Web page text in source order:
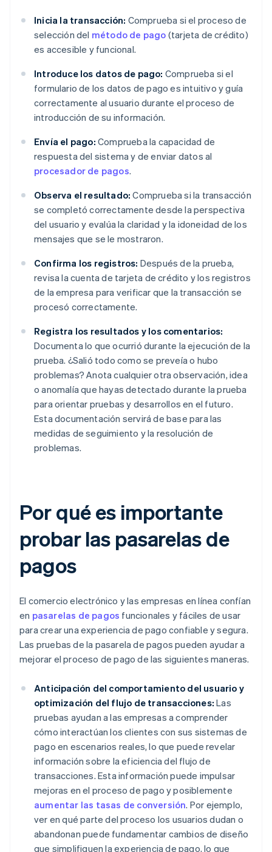
Inicia la transacción: Comprueba si el proceso de
selección del método de pago (tarjeta de crédito)
es accesible y funcional.
Introduce los datos de pago: Comprueba si el
formulario de los datos de pago es intuitivo y guía
correctamente al usuario durante el proceso de
introducción de su información.
Envía el pago: Comprueba la capacidad de
respuesta del sistema y de enviar datos al
procesador de pagos.
Observa el resultado: Comprueba si la transacción
se completó correctamente desde la perspectiva
del usuario y evalúa la claridad y la idoneidad de los
mensajes que se le mostraron.
Confirma los registros: Después de la prueba,
revisa la cuenta de tarjeta de crédito y los registros
de la empresa para verificar que la transacción se
procesó correctamente.
Registra los resultados y los comentarios:
Documenta lo que ocurrió durante la ejecución de la
prueba. ¿Salió todo como se preveía o hubo
problemas? Anota cualquier otra observación, idea
o anomalía que hayas detectado durante la prueba
para orientar pruebas y desarrollos en el futuro.
Esta documentación servirá de base para las
medidas de seguimiento y la resolución de
problemas.
Por qué es importante
probar las pasarelas de
pagos
El comercio electrónico y las empresas en línea confían
en pasarelas de pagos funcionales y fáciles de usar
para crear una experiencia de pago confiable y segura.
Las pruebas de la pasarela de pagos pueden ayudar a
mejorar el proceso de pago de las siguientes maneras.
Anticipación del comportamiento del usuario y
optimización del flujo de transacciones: Las
pruebas ayudan a las empresas a comprender
cómo interactúan los clientes con sus sistemas de
pago en escenarios reales, lo que puede revelar
información sobre la eficiencia del flujo de
transacciones. Esta información puede impulsar
mejoras en el proceso de pago y posiblemente
aumentar las tasas de conversión. Por ejemplo,
ver en qué parte del proceso los usuarios dudan o
abandonan puede fundamentar cambios de diseño
que simplifiquen la experiencia de pago, lo que